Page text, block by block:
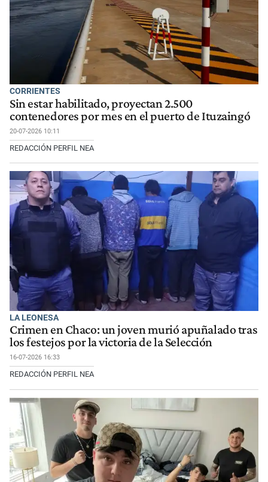
CORRIENTES
Sin estar habilitado, proyectan 2.500
contenedores por mes en el puerto de Ituzaingó
20-07-2026 10:11
REDACCIÓN PERFIL NEA
LA LEONESA
Crimen en Chaco: un joven murió apuñalado tras
los festejos por la victoria de la Selección
16-07-2026 16:33
REDACCIÓN PERFIL NEA